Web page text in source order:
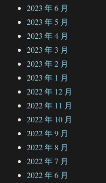
2023 年 6 月
2023 年 5 月
2023 年 4 月
2023 年 3 月
2023 年 2 月
2023 年 1 月
2022 年 12 月
2022 年 11 月
2022 年 10 月
2022 年 9 月
2022 年 8 月
2022 年 7 月
2022 年 6 月